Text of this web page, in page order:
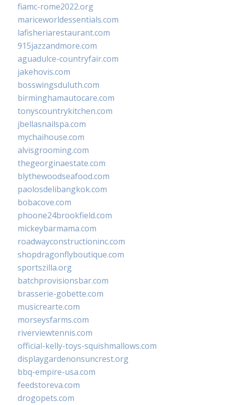
fiamc-rome2022.org
mariceworldessentials.com
lafisheriarestaurant.com
915jazzandmore.com
aguadulce-countryfair.com
jakehovis.com
bosswingsduluth.com
birminghamautocare.com
tonyscountrykitchen.com
jbellasnailspa.com
mychaihouse.com
alvisgrooming.com
thegeorginaestate.com
blythewoodseafood.com
paolosdelibangkok.com
bobacove.com
phoone24brookfield.com
mickeybarmama.com
roadwayconstructioninc.com
shopdragonflyboutique.com
sportszilla.org
batchprovisionsbar.com
brasserie-gobette.com
musicrearte.com
morseysfarms.com
riverviewtennis.com
official-kelly-toys-squishmallows.com
displaygardenonsuncrest.org
bbq-empire-usa.com
feedstoreva.com
drogopets.com